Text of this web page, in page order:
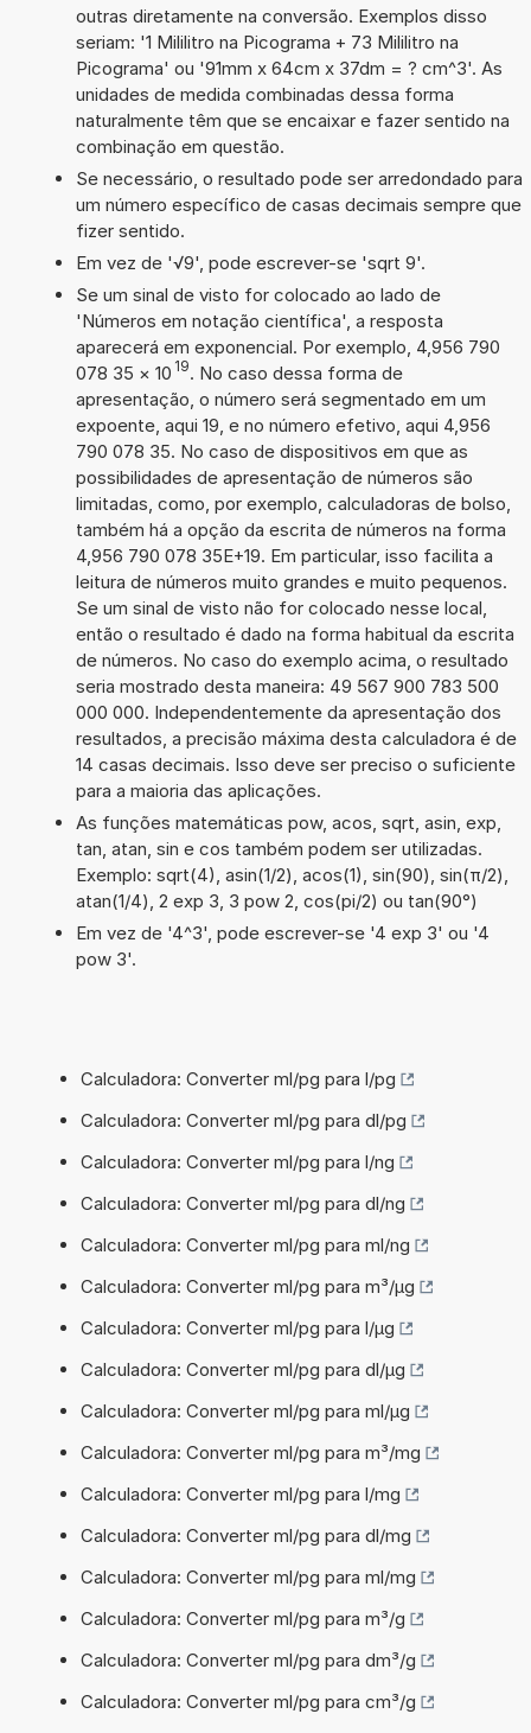
outras diretamente na conversão. Exemplos disso
seriam: '1 Mililitro na Picograma + 73 Mililitro na
Picograma' ou '91mm x 64cm x 37dm = ? cm^3'. As
unidades de medida combinadas dessa forma
naturalmente têm que se encaixar e fazer sentido na
combinação em questão.
Se necessário, o resultado pode ser arredondado para
um número específico de casas decimais sempre que
fizer sentido.
Em vez de '√9', pode escrever-se 'sqrt 9'.
Se um sinal de visto for colocado ao lado de
'Números em notação científica', a resposta
aparecerá em exponencial. Por exemplo, 4,956 790
078 35 × 10 19. No caso dessa forma de
apresentação, o número será segmentado em um
expoente, aqui 19, e no número efetivo, aqui 4,956
790 078 35. No caso de dispositivos em que as
possibilidades de apresentação de números são
limitadas, como, por exemplo, calculadoras de bolso,
também há a opção da escrita de números na forma
4,956 790 078 35E+19. Em particular, isso facilita a
leitura de números muito grandes e muito pequenos.
Se um sinal de visto não for colocado nesse local,
então o resultado é dado na forma habitual da escrita
de números. No caso do exemplo acima, o resultado
seria mostrado desta maneira: 49 567 900 783 500
000 000. Independentemente da apresentação dos
resultados, a precisão máxima desta calculadora é de
14 casas decimais. Isso deve ser preciso o suficiente
para a maioria das aplicações.
As funções matemáticas pow, acos, sqrt, asin, exp,
tan, atan, sin e cos também podem ser utilizadas.
Exemplo: sqrt(4), asin(1/2), acos(1), sin(90), sin(π/2),
atan(1/4), 2 exp 3, 3 pow 2, cos(pi/2) ou tan(90°)
Em vez de '4^3', pode escrever-se '4 exp 3' ou '4
pow 3'.
Calculadora: Converter ml/pg para l/pg
Calculadora: Converter ml/pg para dl/pg
Calculadora: Converter ml/pg para l/ng
Calculadora: Converter ml/pg para dl/ng
Calculadora: Converter ml/pg para ml/ng
Calculadora: Converter ml/pg para m³/µg
Calculadora: Converter ml/pg para l/µg
Calculadora: Converter ml/pg para dl/µg
Calculadora: Converter ml/pg para ml/µg
Calculadora: Converter ml/pg para m³/mg
Calculadora: Converter ml/pg para l/mg
Calculadora: Converter ml/pg para dl/mg
Calculadora: Converter ml/pg para ml/mg
Calculadora: Converter ml/pg para m³/g
Calculadora: Converter ml/pg para dm³/g
Calculadora: Converter ml/pg para cm³/g